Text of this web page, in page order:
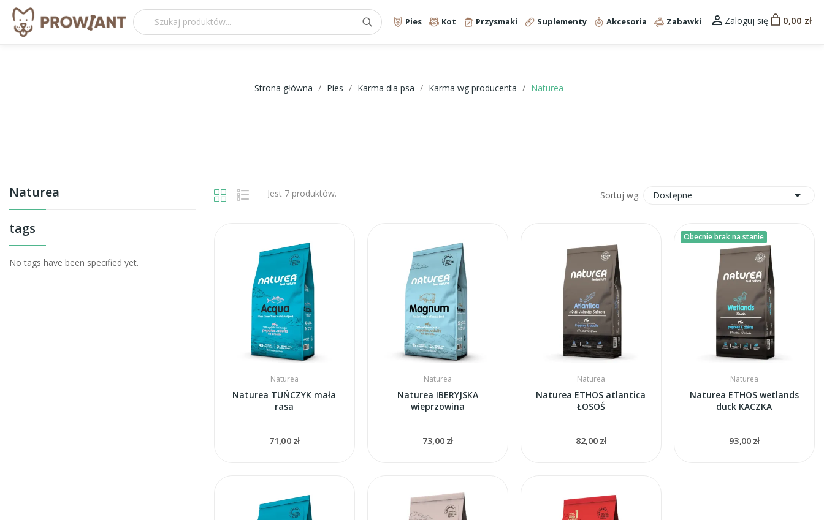
Pies Kot Przysmaki Suplementy Akcesoria Zabawki  Zaloguj się 0,00 zł
Strona główna Pies Karma dla psa Karma wg producenta Naturea
Naturea
tags
No tags have been specified yet.
Jest 7 produktów. Sortuj wg: Dostępne 
Naturea
Naturea TUŃCZYK mała
rasa
71,00 zł
Naturea
Naturea IBERYJSKA
wieprzowina
73,00 zł
Naturea
Naturea ETHOS atlantica
ŁOSOŚ
82,00 zł
Obecnie brak na stanie
Naturea
Naturea ETHOS wetlands
duck KACZKA
93,00 zł